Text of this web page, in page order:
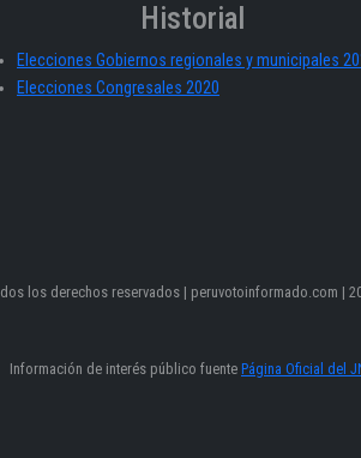
Historial
Elecciones Gobiernos regionales y municipales
Elecciones Congresales 2020
los derechos reservados | peruvotoinformado.com |
Información de interés público fuente Página Oficial del